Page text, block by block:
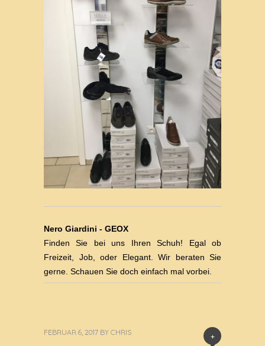
Nero Giardini - GEOX
Finden Sie bei uns Ihren Schuh! Egal ob
Freizeit, Job, oder Elegant. Wir beraten Sie
gerne. Schauen Sie doch einfach mal vorbei.
+
FEBRUAR 6, 2017 BY CHRIS